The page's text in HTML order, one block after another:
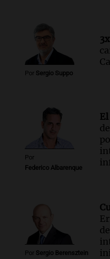
Episodios
Por Sergio Suppo
Por
Federico Albarenque
Por Sergio Berensztein